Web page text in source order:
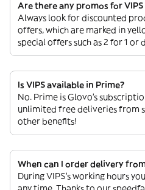
Are there any promos for
Always look for discounted
offers, which are marked in
special offers such as 2 for 1 or
Is VIPS available in Prime?
No. Prime is Glovo’s
unlimited free deliveries from
other benefits!
When can I order delivery
During VIPS’s working hours